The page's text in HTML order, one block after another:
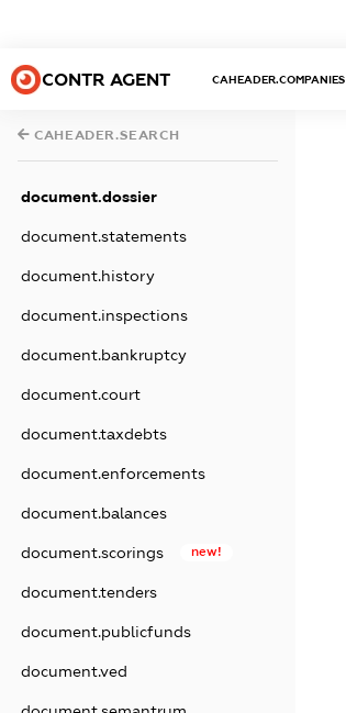
CONTR AGENT CAHEADER.COMPANIES
CAHEADER.SEARCH
document.dossier
document.statements
document.history
document.inspections
document.bankruptcy
document.court
document.taxdebts
document.enforcements
document.balances
document.scorings new!
document.tenders
document.publicfunds
document.ved